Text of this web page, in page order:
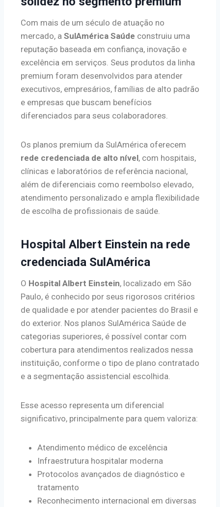
Com mais de um século de atuação no
mercado, a SulAmérica Saúde construiu uma
reputação baseada em confiança, inovação e
excelência em serviços. Seus produtos da linha
premium foram desenvolvidos para atender
executivos, empresários, famílias de alto padrão
e empresas que buscam benefícios
diferenciados para seus colaboradores.
Os planos premium da SulAmérica oferecem
rede credenciada de alto nível, com hospitais,
clínicas e laboratórios de referência nacional,
além de diferenciais como reembolso elevado,
atendimento personalizado e ampla flexibilidade
de escolha de profissionais de saúde.
Hospital Albert Einstein na rede
credenciada SulAmérica
O Hospital Albert Einstein, localizado em São
Paulo, é conhecido por seus rigorosos critérios
de qualidade e por atender pacientes do Brasil e
do exterior. Nos planos SulAmérica Saúde de
categorias superiores, é possível contar com
cobertura para atendimentos realizados nessa
instituição, conforme o tipo de plano contratado
e a segmentação assistencial escolhida.
Esse acesso representa um diferencial
significativo, principalmente para quem valoriza:
Atendimento médico de excelência
Infraestrutura hospitalar moderna
Protocolos avançados de diagnóstico e
tratamento
Reconhecimento internacional em diversas